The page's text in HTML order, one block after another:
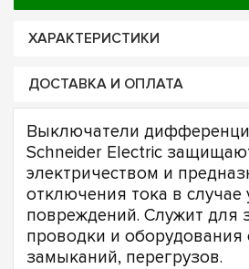
ХАРАКТЕРИСТИКИ
ДОСТАВКА И ОПЛАТА
Выключатели
Schneider Electric
электричеством и
отключения тока в случае
повреждений. Служит для
проводки и оборудования
замыканий, перегрузов.